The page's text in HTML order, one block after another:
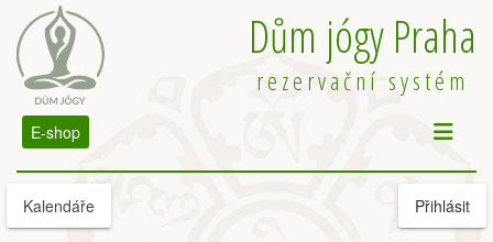
Dům jógy Praha
rezervační systém
E-shop
Kalendáře Přihlásit